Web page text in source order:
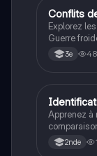
Histoire
Conflits
Explorez
Guerre
la course
historique.
3e
IFrançais
Apprenez à
des2nde